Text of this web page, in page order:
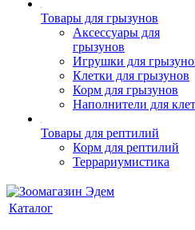
Товары для грызунов
Аксессуары для
грызунов
Игрушки для
Клетки для грызунов
Корм для грызунов
Наполнители для
Товары для рептилий
Корм для рептилий
Террариумистика
Каталог